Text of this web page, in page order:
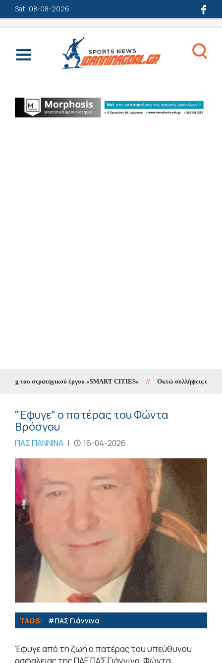
Sat, 08-08-2026
του στρατηγικού έργου «SMART CITIES» // Οκτώ συλλήψεις σε δέκα
"Έφυγε" ο πατέρας του Φώντα
Βρόσγου
ΠΑΣ ΓΙΑΝΝΙΝΑ | 16-04-2026
TAGS: #ΠΑΣ Γιάννινα
Έφυγε από τη ζωή ο πατέρας του υπεύθυνου
ασφαλειας της ΠΑΕ ΠΑΣ Γιάννινα, Φώντα